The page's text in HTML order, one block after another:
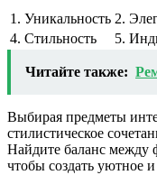
1. Уникальность 2.
4. Стильность
5.
Читайте также:
Выбирая предметы
стилистическое
Найдите баланс между
чтобы создать уютное